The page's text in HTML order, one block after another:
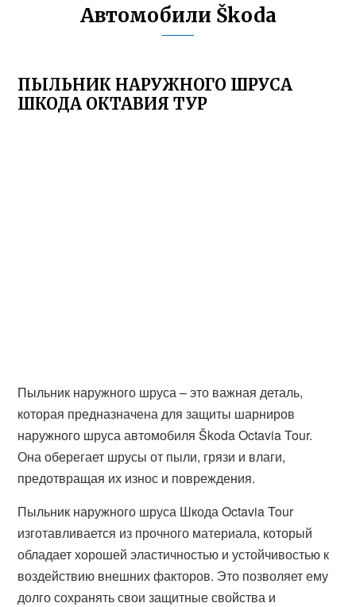
Автомобили Škoda
ПЫЛЬНИК НАРУЖНОГО ШРУСА
ШКОДА ОКТАВИЯ ТУР
Пыльник наружного шруса – это важная деталь,
которая предназначена для защиты шарниров
наружного шруса автомобиля Škoda Octavia Tour.
Она оберегает шрусы от пыли, грязи и влаги,
предотвращая их износ и повреждения.
Пыльник наружного шруса Шкода Octavia Tour
изготавливается из прочного материала, который
обладает хорошей эластичностью и устойчивостью к
воздействию внешних факторов. Это позволяет ему
долго сохранять свои защитные свойства и